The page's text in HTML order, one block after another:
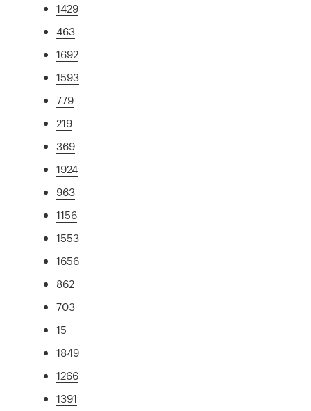
1429
463
1692
1593
779
219
369
1924
963
1156
1553
1656
862
703
15
1849
1266
1391